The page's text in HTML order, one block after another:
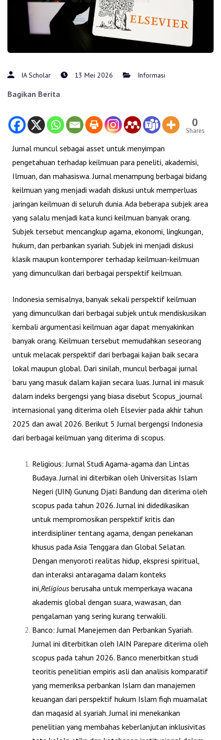
IA Scholar 13 Mei 2026 Informasi
Bagikan Berita
0
Shares
Jurnal muncul sebagai asset untuk menyimpan
pengetahuan terhadap keilmuan para peneliti, akademisi,
Ilmuan, dan mahasiswa. Jurnal menampung berbagai bidang
keilmuan yang menjadi wadah diskusi untuk memperluas
jaringan keilmuan di seluruh dunia. Ada beberapa subjek area
yang salalu menjadi kata kunci keilmuan banyak orang.
Subjek tersebut mencangkup agama, ekonomi, lingkungan,
hukum, dan perbankan syariah. Subjek ini menjadi diskusi
klasik maupun kontemporer terhadap keilmuan-keilmuan
yang dimunculkan dari berbagai perspektif keilmuan.
Indonesia semisalnya, banyak sekali perspektif keilmuan
yang dimunculkan dari berbagai subjek untuk mendiskusikan
kembali argumentasi keilmuan agar dapat menyakinkan
banyak orang. Keilmuan tersebut memudahkan seseorang
untuk melacak perspektif dari berbagai kajian baik secara
lokal maupun global. Dari sinilah, muncul berbagai jurnal
baru yang masuk dalam kajian secara luas. Jurnal ini masuk
dalam indeks bergengsi yang biasa disebut Scopus_journal
internasional yang diterima oleh Elsevier pada akhir tahun
2025 dan awal 2026. Berikut 5 Jurnal bergengsi Indonesia
dari berbagai keilmuan yang diterima di scopus.
Religious: Jurnal Studi Agama-agama dan Lintas
Budaya. Jurnal ini diterbikan oleh Universitas Islam
Negeri (UIN) Gunung Djati Bandung dan diterima oleh
scopus pada tahun 2026. Jurnal ini didedikasikan
untuk mempromosikan perspektif kritis dan
interdisipliner tentang agama, dengan penekanan
khusus pada Asia Tenggara dan Global Selatan.
Dengan menyoroti realitas hidup, ekspresi spiritual,
dan interaksi antaragama dalam konteks
ini,Religious berusaha untuk memperkaya wacana
akademis global dengan suara, wawasan, dan
pengalaman yang sering kurang terwakili.
Banco: Jurnal Manejemen dan Perbankan Syariah.
Jurnal ini diterbitkan oleh IAIN Parepare diterima oleh
scopus pada tahun 2026. Banco menerbitkan studi
teoritis penelitian empiris asli dan analisis komparatif
yang memeriksa perbankan Islam dan manajemen
keuangan dari perspektif hukum Islam fiqh muamalat
dan maqasid al syariah. Jurnal ini menekankan
penelitian yang membahas keberlanjutan inklusivitas